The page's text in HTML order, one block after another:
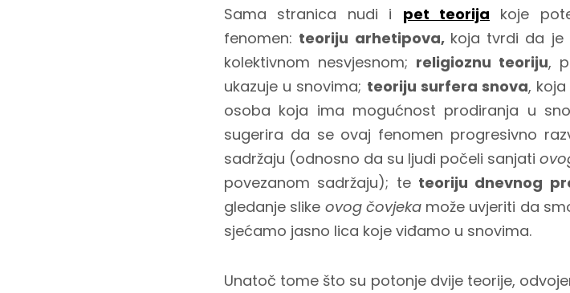
Sama stranica nudi i pet teorija koje
fenomen: teoriju arhetipova, koja tvrdi da je
kolektivnom nesvjesnom; religioznu teoriju,
ukazuje u snovima; teoriju surfera snova,
osoba koja ima mogućnost prodiranja u
sugerira da se ovaj fenomen progresivno
sadržaju (odnosno da su ljudi počeli sanjati
povezanom sadržaju); te teoriju dnevnog
gledanje slike ovog čovjekamože uvjeriti da
sjećamo jasno lica koje viđamo u snovima.
Unatoč tome što su potonje dvije teorije,